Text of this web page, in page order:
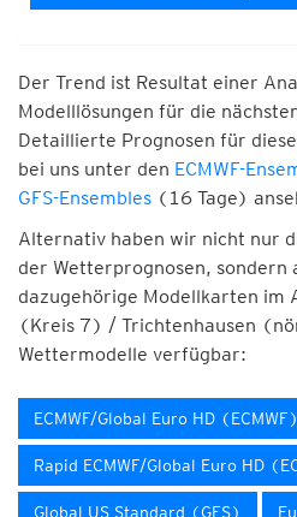
Der Trend ist Resultat einer
Modelllösungen für die
Detaillierte Prognosen für
bei uns unter den ECMWF-
GFS-Ensembles (16 Tage)
Alternativ haben wir nicht nur
der Wetterprognosen, sondern
dazugehörige Modellkarten im
(Kreis 7) / Trichtenhausen
Wettermodelle verfügbar:
ECMWF/Global Euro HD (ECMWF)
Rapid ECMWF/Global Euro HD
Global US Standard (GFS)